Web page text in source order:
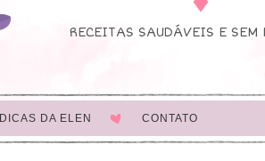
RECEITAS SAUDÁVEIS E SEM
DICAS DA ELEN CONTATO